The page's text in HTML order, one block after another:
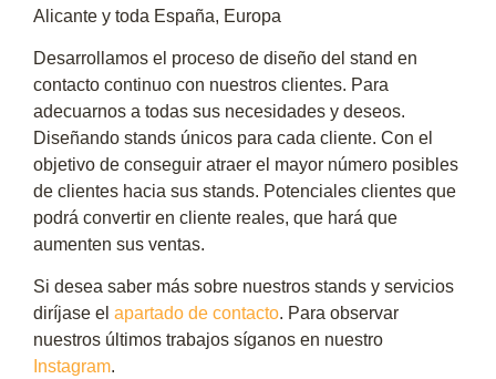
Alicante y toda España, Europa
Desarrollamos el proceso de diseño del stand en
contacto continuo con nuestros clientes. Para
adecuarnos a todas sus necesidades y deseos.
Diseñando stands únicos para cada cliente. Con el
objetivo de conseguir atraer el mayor número posibles
de clientes hacia sus stands. Potenciales clientes que
podrá convertir en cliente reales, que hará que
aumenten sus ventas.
Si desea saber más sobre nuestros stands y servicios
diríjase el apartado de contacto. Para observar
nuestros últimos trabajos síganos en nuestro
Instagram.